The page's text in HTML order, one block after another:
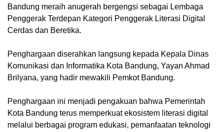
Bandung meraih anugerah bergengsi sebagai Lembaga
Penggerak Terdepan Kategori Penggerak Literasi Digital
Cerdas dan Beretika.
Penghargaan diserahkan langsung kepada Kepala Dinas
Komunikasi dan Informatika Kota Bandung, Yayan Ahmad
Brilyana, yang hadir mewakili Pemkot Bandung.
Penghargaan ini menjadi pengakuan bahwa Pemerintah
Kota Bandung terus memperkuat ekosistem literasi digital
melalui berbagai program edukasi, pemanfaatan teknologi